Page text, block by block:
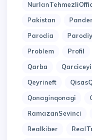
Pakistan
Parodia
Problem
Profil
Qarba
Qarciceyi
Qeyrineft
Qonaginqonagi
RamazanSevinci
Realkiber